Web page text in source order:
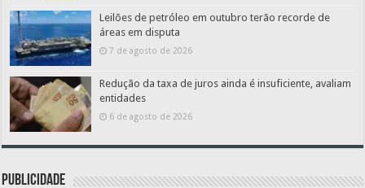
Leilões de petróleo em outubro terão recorde de
áreas em disputa
7 de agosto de 2026
Redução da taxa de juros ainda é insuficiente, avaliam
entidades
6 de agosto de 2026
PUBLICIDADE